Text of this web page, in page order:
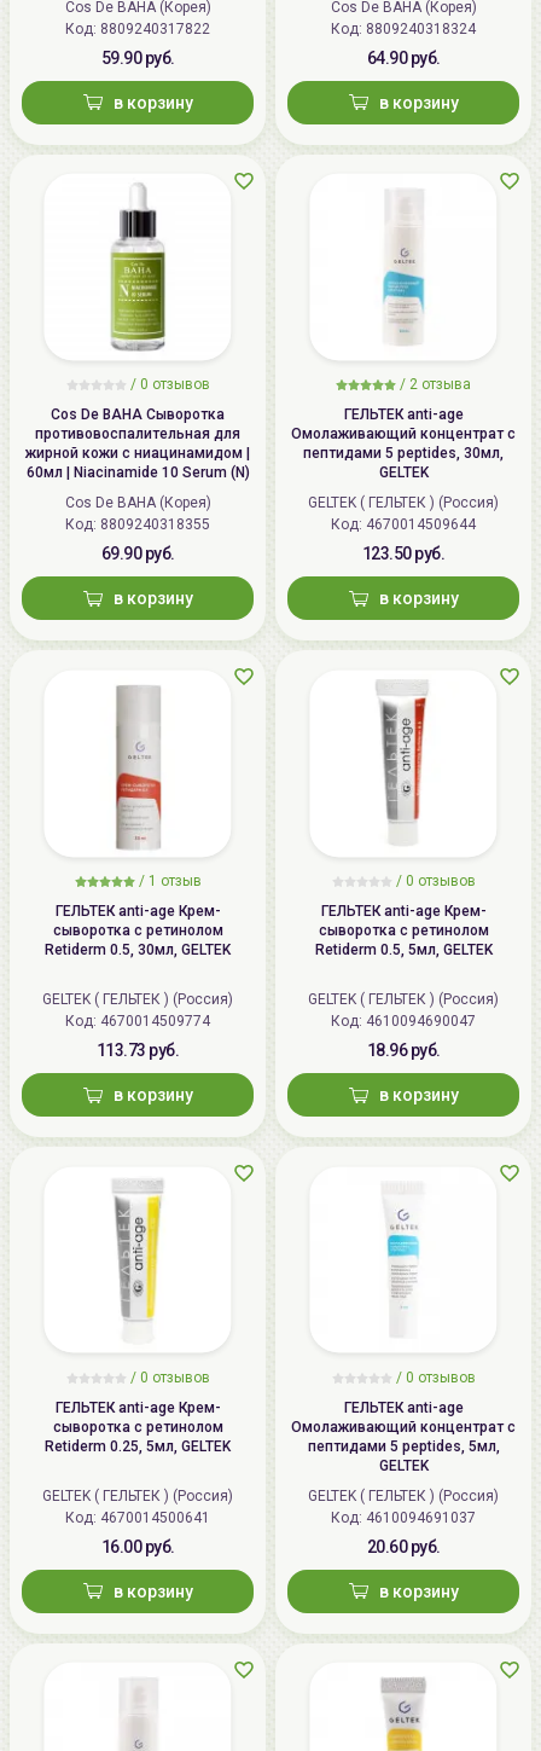
Cos De BAHA (Корея)
Код: 8809240317822
59.90 руб.
в корзину
Cos De BAHA (Корея)
Код: 8809240318324
64.90 руб.
в корзину
/ 0 отзывов
Cos De BAHA Сыворотка
противовоспалительная для
жирной кожи с ниацинамидом |
60мл | Niacinamide 10 Serum (N)
Cos De BAHA (Корея)
Код: 8809240318355
69.90 руб.
в корзину
/ 2 отзыва
ГЕЛЬТЕК anti-age
Омолаживающий концентрат с
пептидами 5 peptides, 30мл,
GELTEK
GELTEK ( ГЕЛЬТЕК ) (Россия)
Код: 4670014509644
123.50 руб.
в корзину
/ 1 отзыв
ГЕЛЬТЕК anti-age Крем-
сыворотка с ретинолом
Retiderm 0.5, 30мл, GELTEK
GELTEK ( ГЕЛЬТЕК ) (Россия)
Код: 4670014509774
113.73 руб.
в корзину
/ 0 отзывов
ГЕЛЬТЕК anti-age Крем-
сыворотка с ретинолом
Retiderm 0.5, 5мл, GELTEK
GELTEK ( ГЕЛЬТЕК ) (Россия)
Код: 4610094690047
18.96 руб.
в корзину
/ 0 отзывов
ГЕЛЬТЕК anti-age Крем-
сыворотка с ретинолом
Retiderm 0.25, 5мл, GELTEK
GELTEK ( ГЕЛЬТЕК ) (Россия)
Код: 4670014500641
16.00 руб.
в корзину
/ 0 отзывов
ГЕЛЬТЕК anti-age
Омолаживающий концентрат с
пептидами 5 peptides, 5мл,
GELTEK
GELTEK ( ГЕЛЬТЕК ) (Россия)
Код: 4610094691037
20.60 руб.
в корзину